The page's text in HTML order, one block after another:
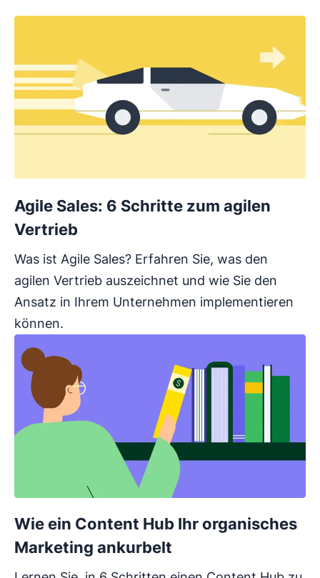
Agile Sales: 6 Schritte zum agilen
Vertrieb
Was ist Agile Sales? Erfahren Sie, was den
agilen Vertrieb auszeichnet und wie Sie den
Ansatz in Ihrem Unternehmen implementieren
können.
Wie ein Content Hub Ihr organisches
Marketing ankurbelt